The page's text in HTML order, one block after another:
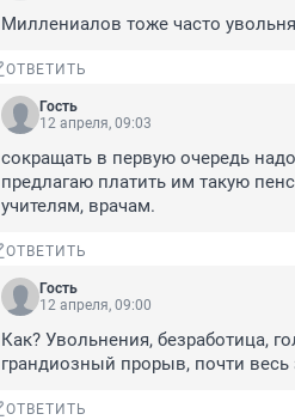
Миллениалов тоже часто
ОТВЕТИТЬ
Гость
12 апреля, 09:03
сокращать в первую очередь
предлагаю платить им такую
учителям, врачам.
ОТВЕТИТЬ
Гость
12 апреля, 09:00
Как? Увольнения, безработица,
грандиозный прорыв, почти
ОТВЕТИТЬ